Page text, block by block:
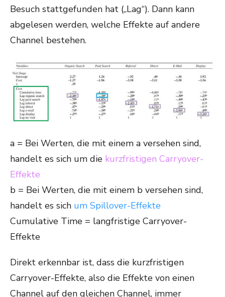
Besuch stattgefunden hat („Lag“). Dann kann
abgelesen werden, welche Effekte auf andere
Channel bestehen.
a = Bei Werten, die mit einem a versehen sind,
handelt es sich um die kurzfristigen Carryover-
Effekte
b = Bei Werten, die mit einem b versehen sind,
handelt es sich um Spillover-Effekte
Cumulative Time = langfristige Carryover-
Effekte
Direkt erkennbar ist, dass die kurzfristigen
Carryover-Effekte, also die Effekte von einen
Channel auf den gleichen Channel, immer